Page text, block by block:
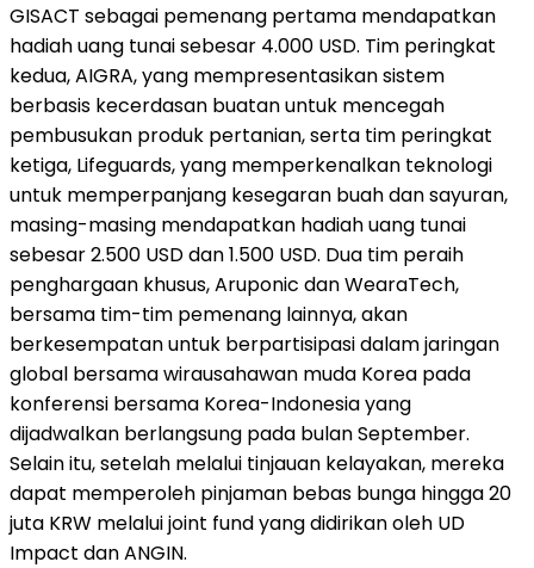
GISACT sebagai pemenang pertama mendapatkan
hadiah uang tunai sebesar 4.000 USD. Tim peringkat
kedua, AIGRA, yang mempresentasikan sistem
berbasis kecerdasan buatan untuk mencegah
pembusukan produk pertanian, serta tim peringkat
ketiga, Lifeguards, yang memperkenalkan teknologi
untuk memperpanjang kesegaran buah dan sayuran,
masing-masing mendapatkan hadiah uang tunai
sebesar 2.500 USD dan 1.500 USD. Dua tim peraih
penghargaan khusus, Aruponic dan WearaTech,
bersama tim-tim pemenang lainnya, akan
berkesempatan untuk berpartisipasi dalam jaringan
global bersama wirausahawan muda Korea pada
konferensi bersama Korea-Indonesia yang
dijadwalkan berlangsung pada bulan September.
Selain itu, setelah melalui tinjauan kelayakan, mereka
dapat memperoleh pinjaman bebas bunga hingga 20
juta KRW melalui joint fund yang didirikan oleh UD
Impact dan ANGIN.